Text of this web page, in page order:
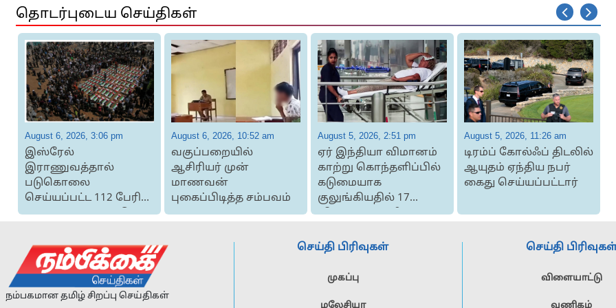
தொடர்புடைய செய்திகள்
August 6, 2026, 3:06 pm
இஸ்ரேல்
இராணுவத்தால்
படுகொலை
செய்யப்பட்ட 112 பேரின்
உடல்களுக்கு கூட்டு
August 6, 2026, 10:52 am
வகுப்பறையில்
ஆசிரியர் முன்
மாணவன்
புகைப்பிடித்த சம்பவம்
August 5, 2026, 2:51 pm
ஏர் இந்தியா விமானம்
காற்று கொந்தளிப்பில்
கடுமையாக
குலுங்கியதில் 17
விமான பயணிகள் ப...
August 5, 2026, 11:26 am
டிரம்ப் கோல்ஃப் திடலில்
ஆயுதம் ஏந்திய நபர்
கைது செய்யப்பட்டார்
நம்பகமான தமிழ் சிறப்பு செய்திகள்
செய்தி பிரிவுகள்
முகப்பு
செய்தி
விளையாட்டு